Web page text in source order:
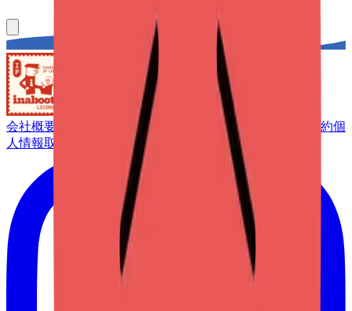
会社概要 コンシェルジュサービス メンバーシップ 利用規約個
人情報取扱方針
カスタマーサポート